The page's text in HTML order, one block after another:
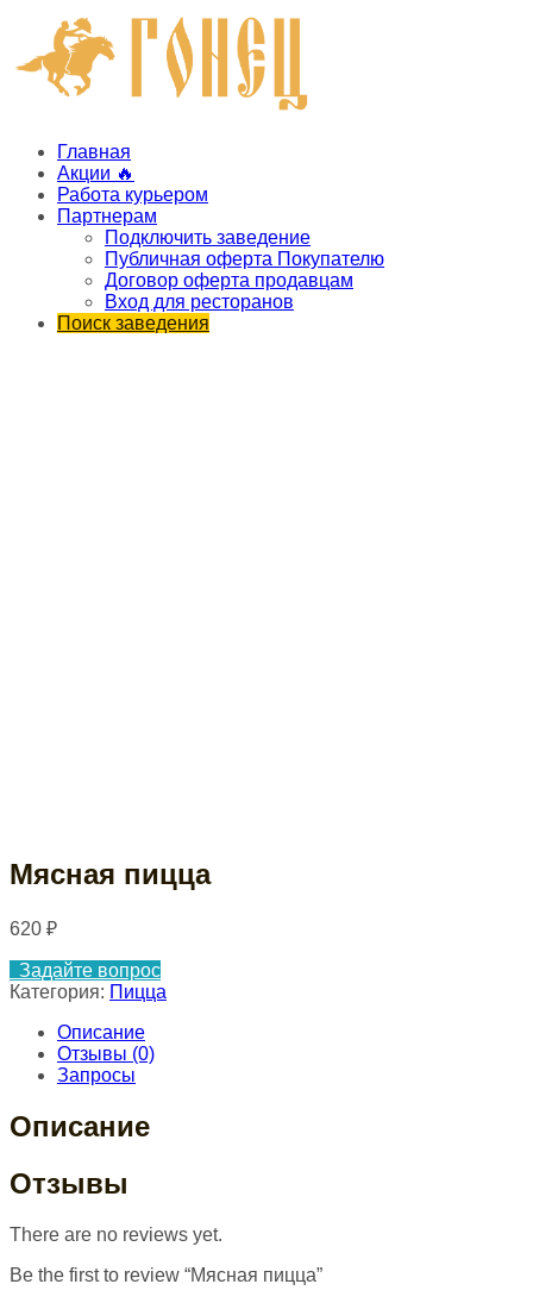
Главная
Акции 🔥
Работа курьером
Партнерам
Подключить заведение
Публичная оферта Покупателю
Договор оферта продавцам
Вход для ресторанов
Поиск заведения
Мясная пицца
620 ₽
Задайте вопрос
Категория: Пицца
Описание
Отзывы (0)
Запросы
Описание
Отзывы
There are no reviews yet.
Be the first to review “Мясная пицца”